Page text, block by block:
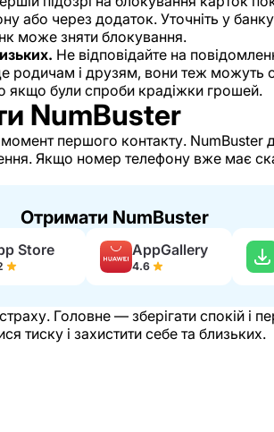
або через додаток. Уточніть у
може зняти блокування.
Не відповідайте на
родичам і друзям, вони теж можуть
якщо були спроби крадіжки грошей.
NumBuster
першого контакту. NumBuster
Якщо номер телефону вже має
Отримати NumBuster
Store AppGallery
4.6
Головне — зберігати спокій і
тиску і захистити себе та близьких.